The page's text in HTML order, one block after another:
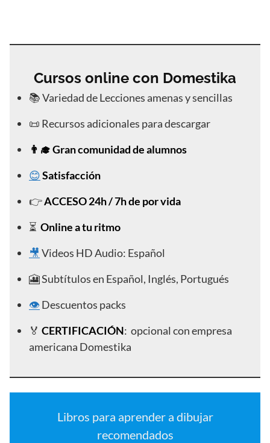
Cursos online con Domestika
📚 Variedad de Lecciones amenas y sencillas
📜 Recursos adicionales para descargar
👨‍🎓 Gran comunidad de alumnos
😊Satisfacción
👉ACCESO 24h / 7h de por vida
⏳ Online a tu ritmo
🎥 Videos HD Audio: Español
🎦 Subtítulos en Español, Inglés, Portugués
👁️Descuentos packs
🏅 CERTIFICACIÓN: opcional con empresa
americana Domestika
Libros para aprender a dibujar
recomendados